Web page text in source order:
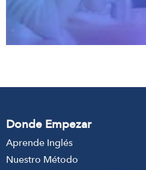
Donde Empezar
Aprende Inglés
Nuestro Método